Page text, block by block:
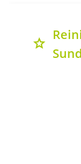
grade